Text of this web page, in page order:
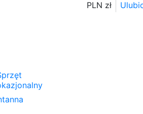
PLN zł